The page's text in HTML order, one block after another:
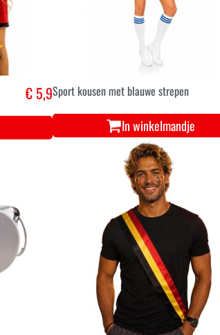
€ 5,9Sport kousen met blauwe strepen
In winkelmandje